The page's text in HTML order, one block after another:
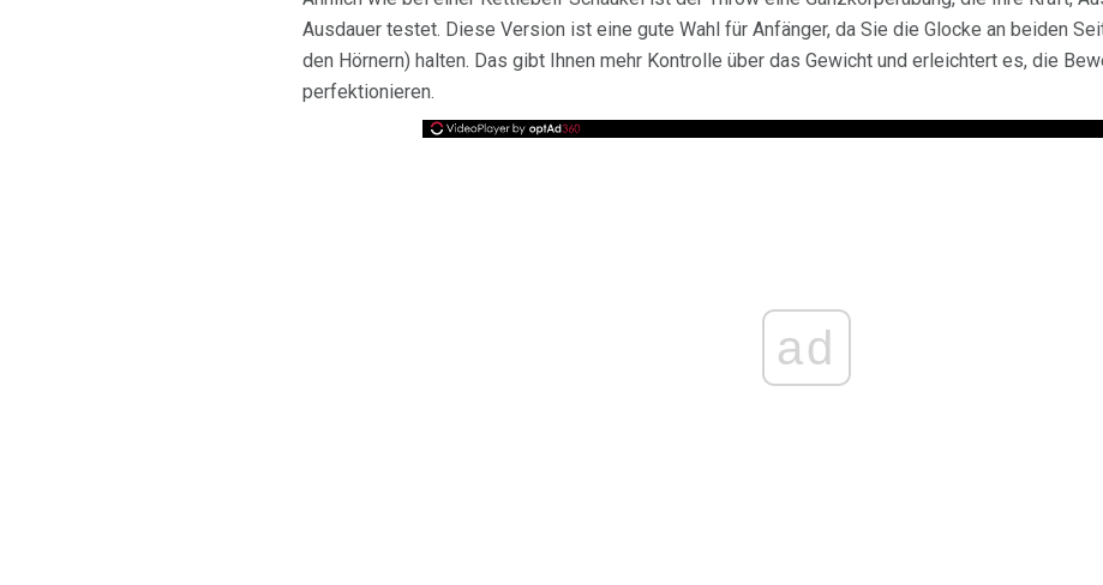
Ausdauer testet. Diese Version ist eine gute Wahl für Anfänger, da Sie die Glocke an beiden
den Hörnern) halten. Das gibt Ihnen mehr Kontrolle über das Gewicht und erleichtert es, die
perfektionieren.
ad